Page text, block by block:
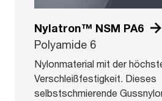
Nylatron™ NSM PA6
Polyamide 6
Nylonmaterial mit der
Verschleißfestigkeit. Dieses
selbstschmierende